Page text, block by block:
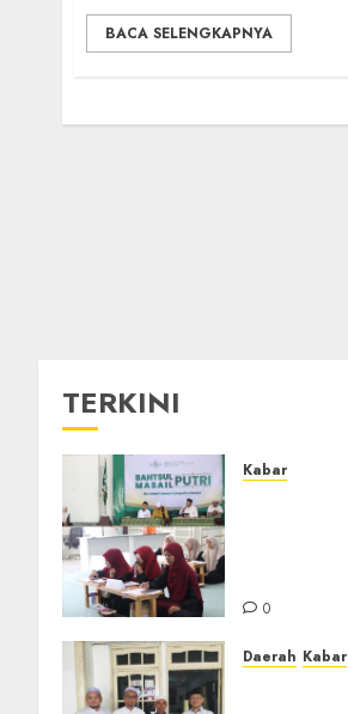
BACA SELENGKAPNYA
TERKINI
Kabar
0
Daerah Kabar